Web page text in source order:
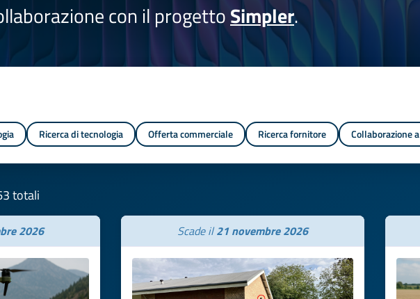
con il progettoSimpler.
Ricerca di tecnologia Offerta commerciale Ricerca fornitore Collaborazione
totali
2026 Scade il21 novembre 2026